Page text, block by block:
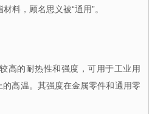
料，顾名思义被“通用”。
高的耐热性和强度，可用于工业用
高温。其强度在金属零件和通用零